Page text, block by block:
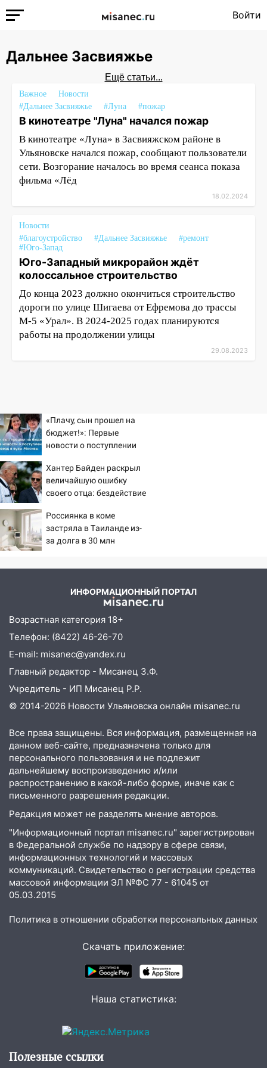
Войти
Дальнее Засвияжье
Ещё статьи...
Важное
Новости
#Дальнее Засвияжье
#Луна #пожар
В кинотеатре "Луна" начался пожар
В кинотеатре «Луна» в Засвияжском районе в
Ульяновске начался пожар, сообщают пользователи
сети. Возгорание началось во время сеанса показа
фильма «Лёд
18.02.2024
Новости
#благоустройство
#Дальнее Засвияжье
#ремонт
#Юго-Запад
Юго-Западный микрорайон ждёт
колоссальное строительство
До конца 2023 должно окончиться строительство
дороги по улице Шигаева от Ефремова до трассы
М-5 «Урал». В 2024-2025 годах планируются
работы на продолжении улицы
29.08.2023
«Плачу, сын прошел на
бюджет!»: Первые
новости о поступлении
Москвы
Хантер Байден раскрыл
величайшую ошибку
своего отца: бездействие
Россиянка в коме
застряла в Таиланде из-
за долга в 30 млн
ИНФОРМАЦИОННЫЙ ПОРТАЛ
Возрастная категория 18+
Телефон: (8422) 46-26-70
E-mail: misanec@yandex.ru
Главный редактор - Мисанец З.Ф.
Учредитель - ИП Мисанец Р.Р.
© 2014-2026 Новости Ульяновска онлайн misanec.ru
Все права защищены. Вся информация, размещенная на
данном веб-сайте, предназначена только для
персонального пользования и не подлежит
дальнейшему воспроизведению и/или
распространению в какой-либо форме, иначе как с
письменного разрешения редакции.
Редакция может не разделять мнение авторов.
"Информационный портал misanec.ru" зарегистрирован
в Федеральной службе по надзору в сфере связи,
информационных технологий и массовых
коммуникаций. Свидетельство о регистрации средства
массовой информации ЭЛ №ФС 77 - 61045 от
05.03.2015
Политика в отношении обработки персональных данных
Скачать приложение:
Наша статистика:
Полезные ссылки